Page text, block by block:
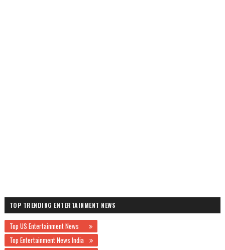
TOP TRENDING ENTERTAINMENT NEWS
Top US Entertainment News
Top Entertainment News India